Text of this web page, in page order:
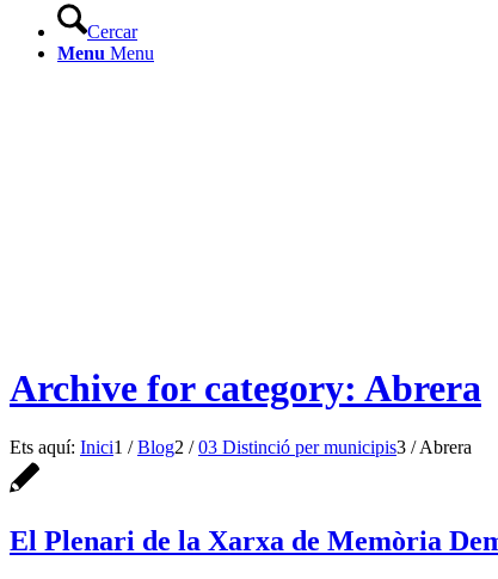
Cercar
Menu Menu
Archive for category: Abrera
Ets aquí: Inici1 / Blog2 / 03 Distinció per municipis3 / Abrera
El Plenari de la Xarxa de Memòria